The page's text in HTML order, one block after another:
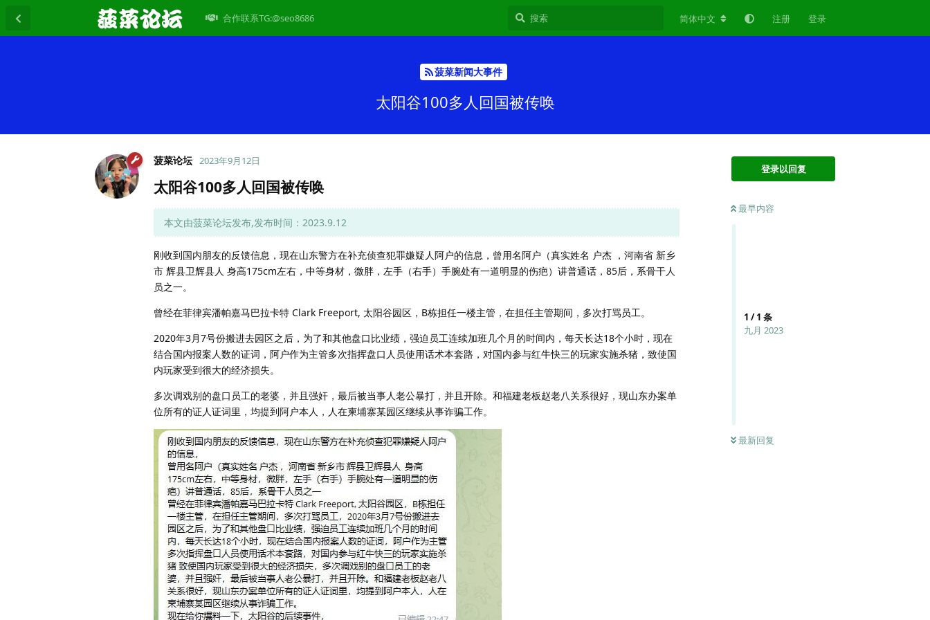
合作联系TG:@seo8686 简体中文 注册 登录
菠菜新闻大事件
太阳谷100多人回国被传唤
登录以回复
最早内容
1 /1 条
九月 2023
最新回复
菠菜论坛 2023年9月12日
太阳谷100多人回国被传唤
本文由菠菜论坛发布,发布时间：2023.9.12
刚收到国内朋友的反馈信息，现在山东警方在补充侦查犯罪嫌疑人阿户的信息，曾用名阿户（真实姓名 户杰 ，河南省 新乡
市 辉县卫辉县人 身高175cm左右，中等身材，微胖，左手（右手）手腕处有一道明显的伤疤）讲普通话，85后，系骨干人
员之一。
曾经在菲律宾潘帕嘉马巴拉卡特 Clark Freeport, 太阳谷园区，B栋担任一楼主管，在担任主管期间，多次打骂员工。
2020年3月7号份搬进去园区之后，为了和其他盘口比业绩，强迫员工连续加班几个月的时间内，每天长达18个小时，现在
结合国内报案人数的证词，阿户作为主管多次指挥盘口人员使用话术本套路，对国内参与红牛快三的玩家实施杀猪，致使国
内玩家受到很大的经济损失。
多次调戏别的盘口员工的老婆，并且强奸，最后被当事人老公暴打，并且开除。和福建老板赵老八关系很好，现山东办案单
位所有的证人证词里，均提到阿户本人，人在柬埔寨某园区继续从事诈骗工作。